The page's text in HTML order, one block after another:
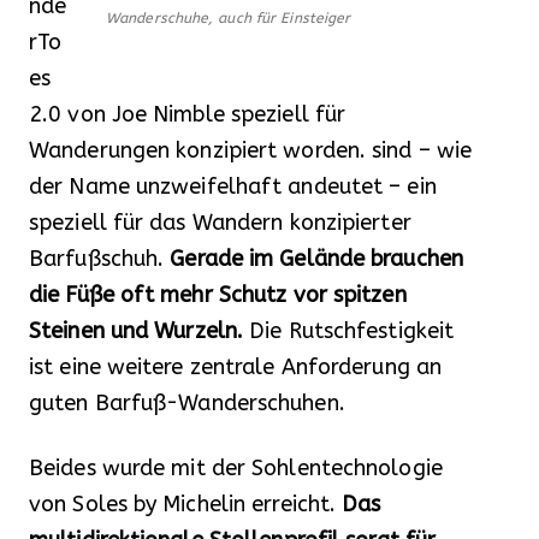
Wanderschuhe, auch für Einsteiger
nde
rTo
es
2.0 von Joe Nimble speziell für
Wanderungen konzipiert worden. sind – wie
der Name unzweifelhaft andeutet – ein
speziell für das Wandern konzipierter
Barfußschuh. Gerade im Gelände brauchen
die Füße oft mehr Schutz vor spitzen
Steinen und Wurzeln. Die Rutschfestigkeit
ist eine weitere zentrale Anforderung an
guten Barfuß-Wanderschuhen.
Beides wurde mit der Sohlentechnologie
von Soles by Michelin erreicht. Das